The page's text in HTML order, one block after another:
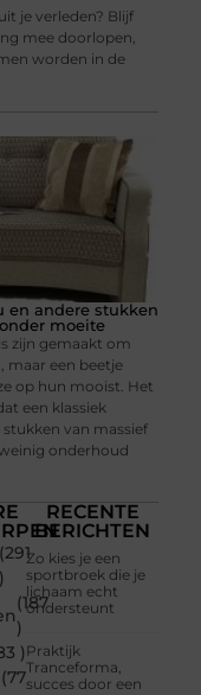
je verleden? Blijf
mee doorlopen,
worden in de
en andere stukken
moeite
zijn gemaakt om
maar een beetje
op hun mooist. Het
een klassiek
van massief
onderhoud
(291
)
(187
)
)
(77
RECENTE
BERICHTEN
Zo kies je een
sportbroek die je
lichaam echt
ondersteunt
Praktijk
Tranceforma,
succes door een